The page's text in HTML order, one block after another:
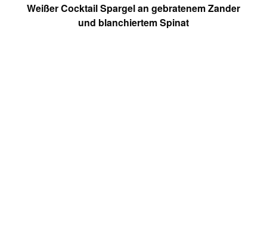
Weißer Cocktail Spargel an gebratenem Zander
und blanchiertem Spinat